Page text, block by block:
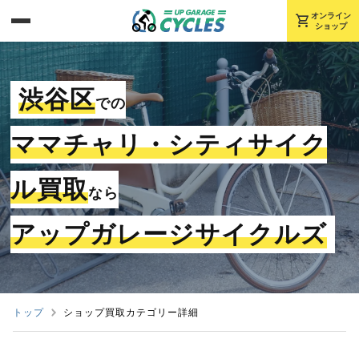
shopping_cart オンライン
ショップ
渋谷区での
ママチャリ・シティサイク
ル買取なら
アップガレージサイクルズ
トップ ショップ買取カテゴリー詳細